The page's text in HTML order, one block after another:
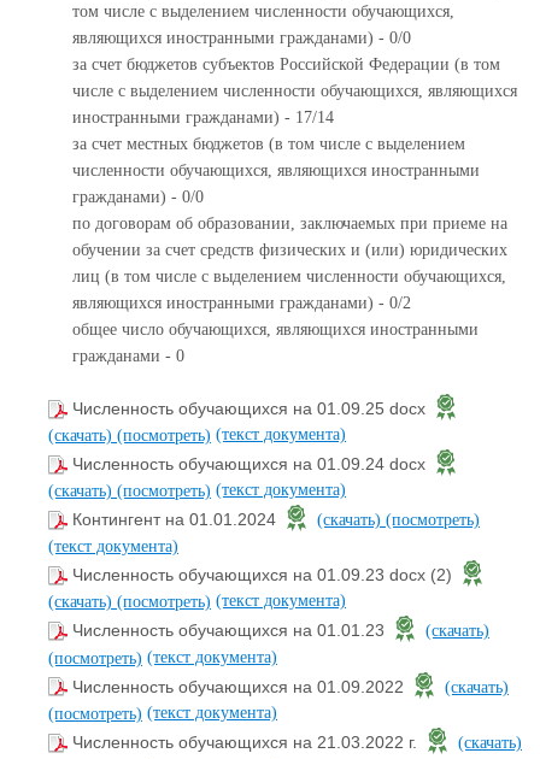
том числе с выделением численности обучающихся,
являющихся иностранными гражданами) - 0/0
за счет бюджетов субъектов Российской Федерации (в том
числе с выделением численности обучающихся, являющихся
иностранными гражданами) - 17/14
за счет местных бюджетов (в том числе с выделением
численности обучающихся, являющихся иностранными
гражданами) - 0/0
по договорам об образовании, заключаемых при приеме на
обучении за счет средств физических и (или) юридических
лиц (в том числе с выделением численности обучающихся,
являющихся иностранными гражданами) - 0/2
общее число обучающихся, являющихся иностранными
гражданами - 0
Численность обучающихся на 01.09.25 docx
(скачать) (посмотреть) (текст документа)
Численность обучающихся на 01.09.24 docx
(скачать) (посмотреть) (текст документа)
Контингент на 01.01.2024 (скачать) (посмотреть)
(текст документа)
Численность обучающихся на 01.09.23 docx (2)
(скачать) (посмотреть) (текст документа)
Численность обучающихся на 01.01.23
(скачать)
(посмотреть) (текст документа)
Численность обучающихся на 01.09.2022
(скачать)
(посмотреть) (текст документа)
Численность обучающихся на 21.03.2022 г.
(скачать)